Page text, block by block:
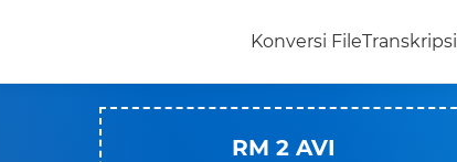
Konversi FileTranskripsi
RM 2 AVI